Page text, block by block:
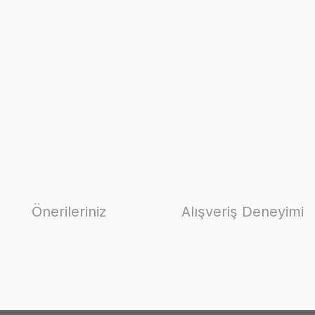
Önerileriniz Alışveriş Deneyimi